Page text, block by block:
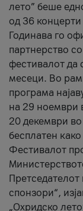
лето” беше
од 36
Годинава го
партнерство
фестивалот да
месеци. Во
програма
на 29 ноември
20 декември
бесплатен
Фестивалот
спонзори“,
„Охридско